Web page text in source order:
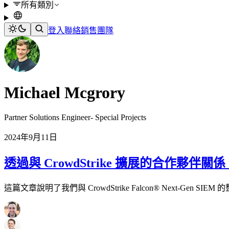
所有類別
登入聯絡銷售團隊
Michael Mcgrory
Partner Solutions Engineer- Special Projects
2024年9月11日
透過與 CrowdStrike 擴展的合作夥伴關
這篇文章說明了我們與 CrowdStrike Falcon® Next-Gen SIEM